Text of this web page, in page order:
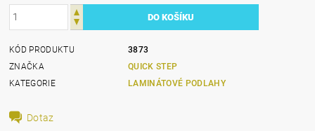
KÓD PRODUKTU
3873
ZNAČKA
QUICK STEP
KATEGORIE
LAMINÁTOVÉ PODLAHY
Dotaz